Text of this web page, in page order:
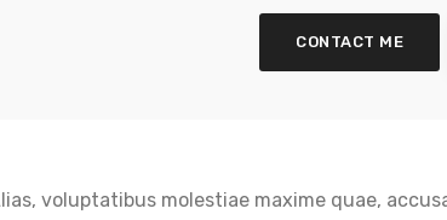
CONTACT ME
voluptatibus molestiae maxime quae,